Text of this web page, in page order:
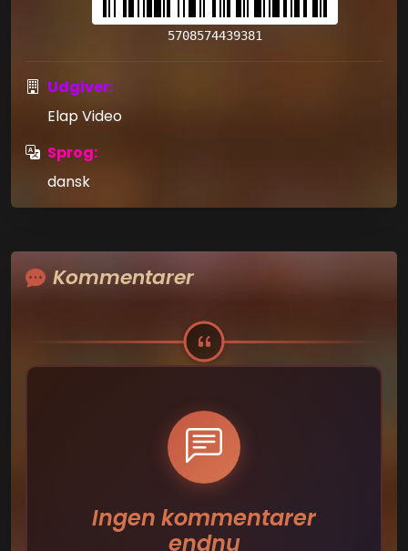
5708574439381
Udgiver:
Elap Video
Sprog:
dansk
Kommentarer
Ingen kommentarer
endnu